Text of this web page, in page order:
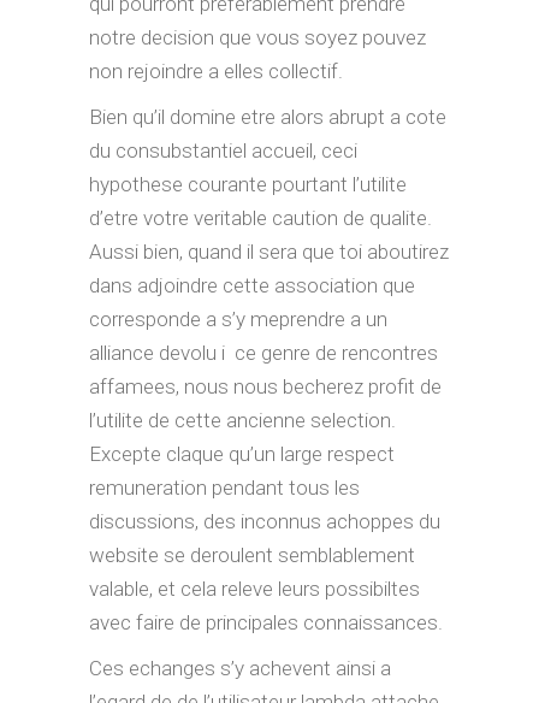
notre decision que vous soyez pouvez
non rejoindre a elles collectif.
Bien qu’il domine etre alors abrupt a cote
du consubstantiel accueil, ceci
hypothese courante pourtant l’utilite
d’etre votre veritable caution de qualite.
Aussi bien, quand il sera que toi aboutirez
dans adjoindre cette association que
corresponde a s’y meprendre a un
alliance devolu i ce genre de rencontres
affamees, nous nous becherez profit de
l’utilite de cette ancienne selection.
Excepte claque qu’un large respect
remuneration pendant tous les
discussions, des inconnus achoppes du
website se deroulent semblablement
valable, et cela releve leurs possibiltes
avec faire de principales connaissances.
Ces echanges s’y achevent ainsi a